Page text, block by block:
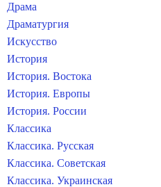
Драма
Драматургия
Искусство
История
История. Востока
История. Европы
История. России
Классика
Классика. Русская
Классика. Советская
Классика. Украинская